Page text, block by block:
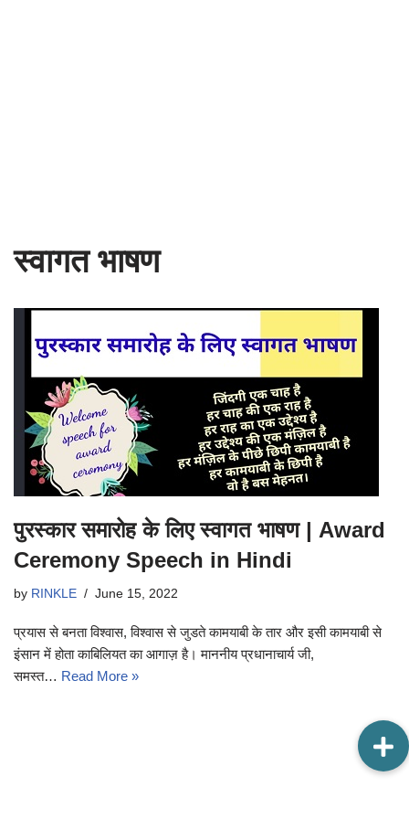
स्वागत भाषण
पुरस्कार समारोह के लिए स्वागत भाषण | Award
Ceremony Speech in Hindi
by RINKLE June 15, 2022
प्रयास से बनता विश्वास, विश्वास से जुडते कामयाबी के तार और इसी कामयाबी से
इंसान में होता काबिलियत का आगाज़ है। माननीय प्रधानाचार्य जी,
समस्त… Read More »